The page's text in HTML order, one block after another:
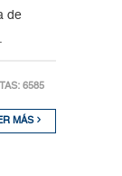
de
6585
MÁS